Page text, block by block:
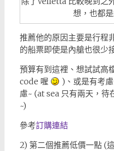
想，也都
推薦他的原因主要是行
的船票即使是內艙也很少
預算有到這裡、想試試高
code 喔
)、或是有考
慮~ (at sea 只有兩天，待
~)
參考訂購連結
2) 第二個推薦低價一點 (